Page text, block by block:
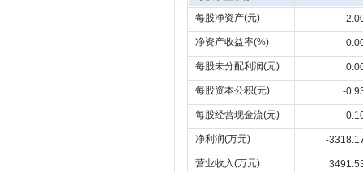
每股净资产(元)
-
净资产收益率(%)
每股未分配利润(元)
每股资本公积(元) -
每股经营现金流(元)
净利润(万元) -
营业收入(万元)